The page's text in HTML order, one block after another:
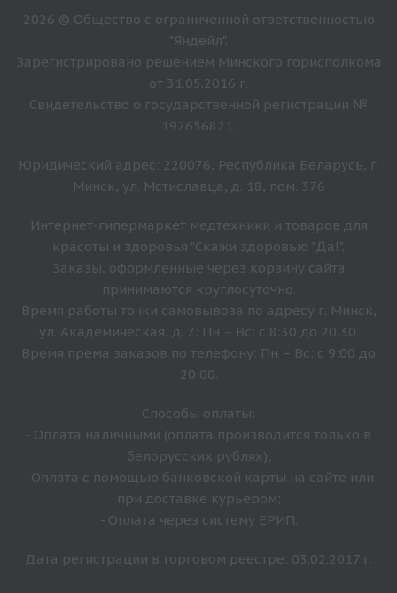
2026 © Общество с ограниченной ответственностью
"Яндейл".
Зарегистрировано решением Минского горисполкома
от 31.05.2016 г.
Свидетельство о государственной регистрации №
192656821.
Юридический адрес: 220076, Республика Беларусь, г.
Минск, ул. Мстиславца, д. 18, пом. 376
Интернет-гипермаркет медтехники и товаров для
красоты и здоровья "Скажи здоровью "Да!".
Заказы, оформленные через корзину сайта
принимаются круглосуточно.
Время работы точки самовывоза по адресу г. Минск,
ул. Академическая, д. 7: Пн – Вс: с 8:30 до 20:30.
Время прёма заказов по телефону: Пн – Вс: с 9:00 до
20:00.
Способы оплаты:
- Оплата наличными (оплата производится только в
белорусских рублях);
- Оплата с помощью банковской карты на сайте или
при доставке курьером;
- Оплата через систему ЕРИП.
Дата регистрации в торговом реестре: 03.02.2017 г.